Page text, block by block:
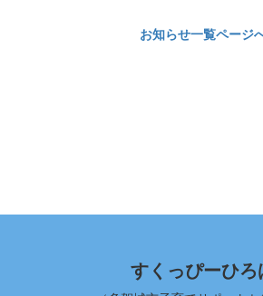
お知らせ一覧ページ
すくっぴーひろ